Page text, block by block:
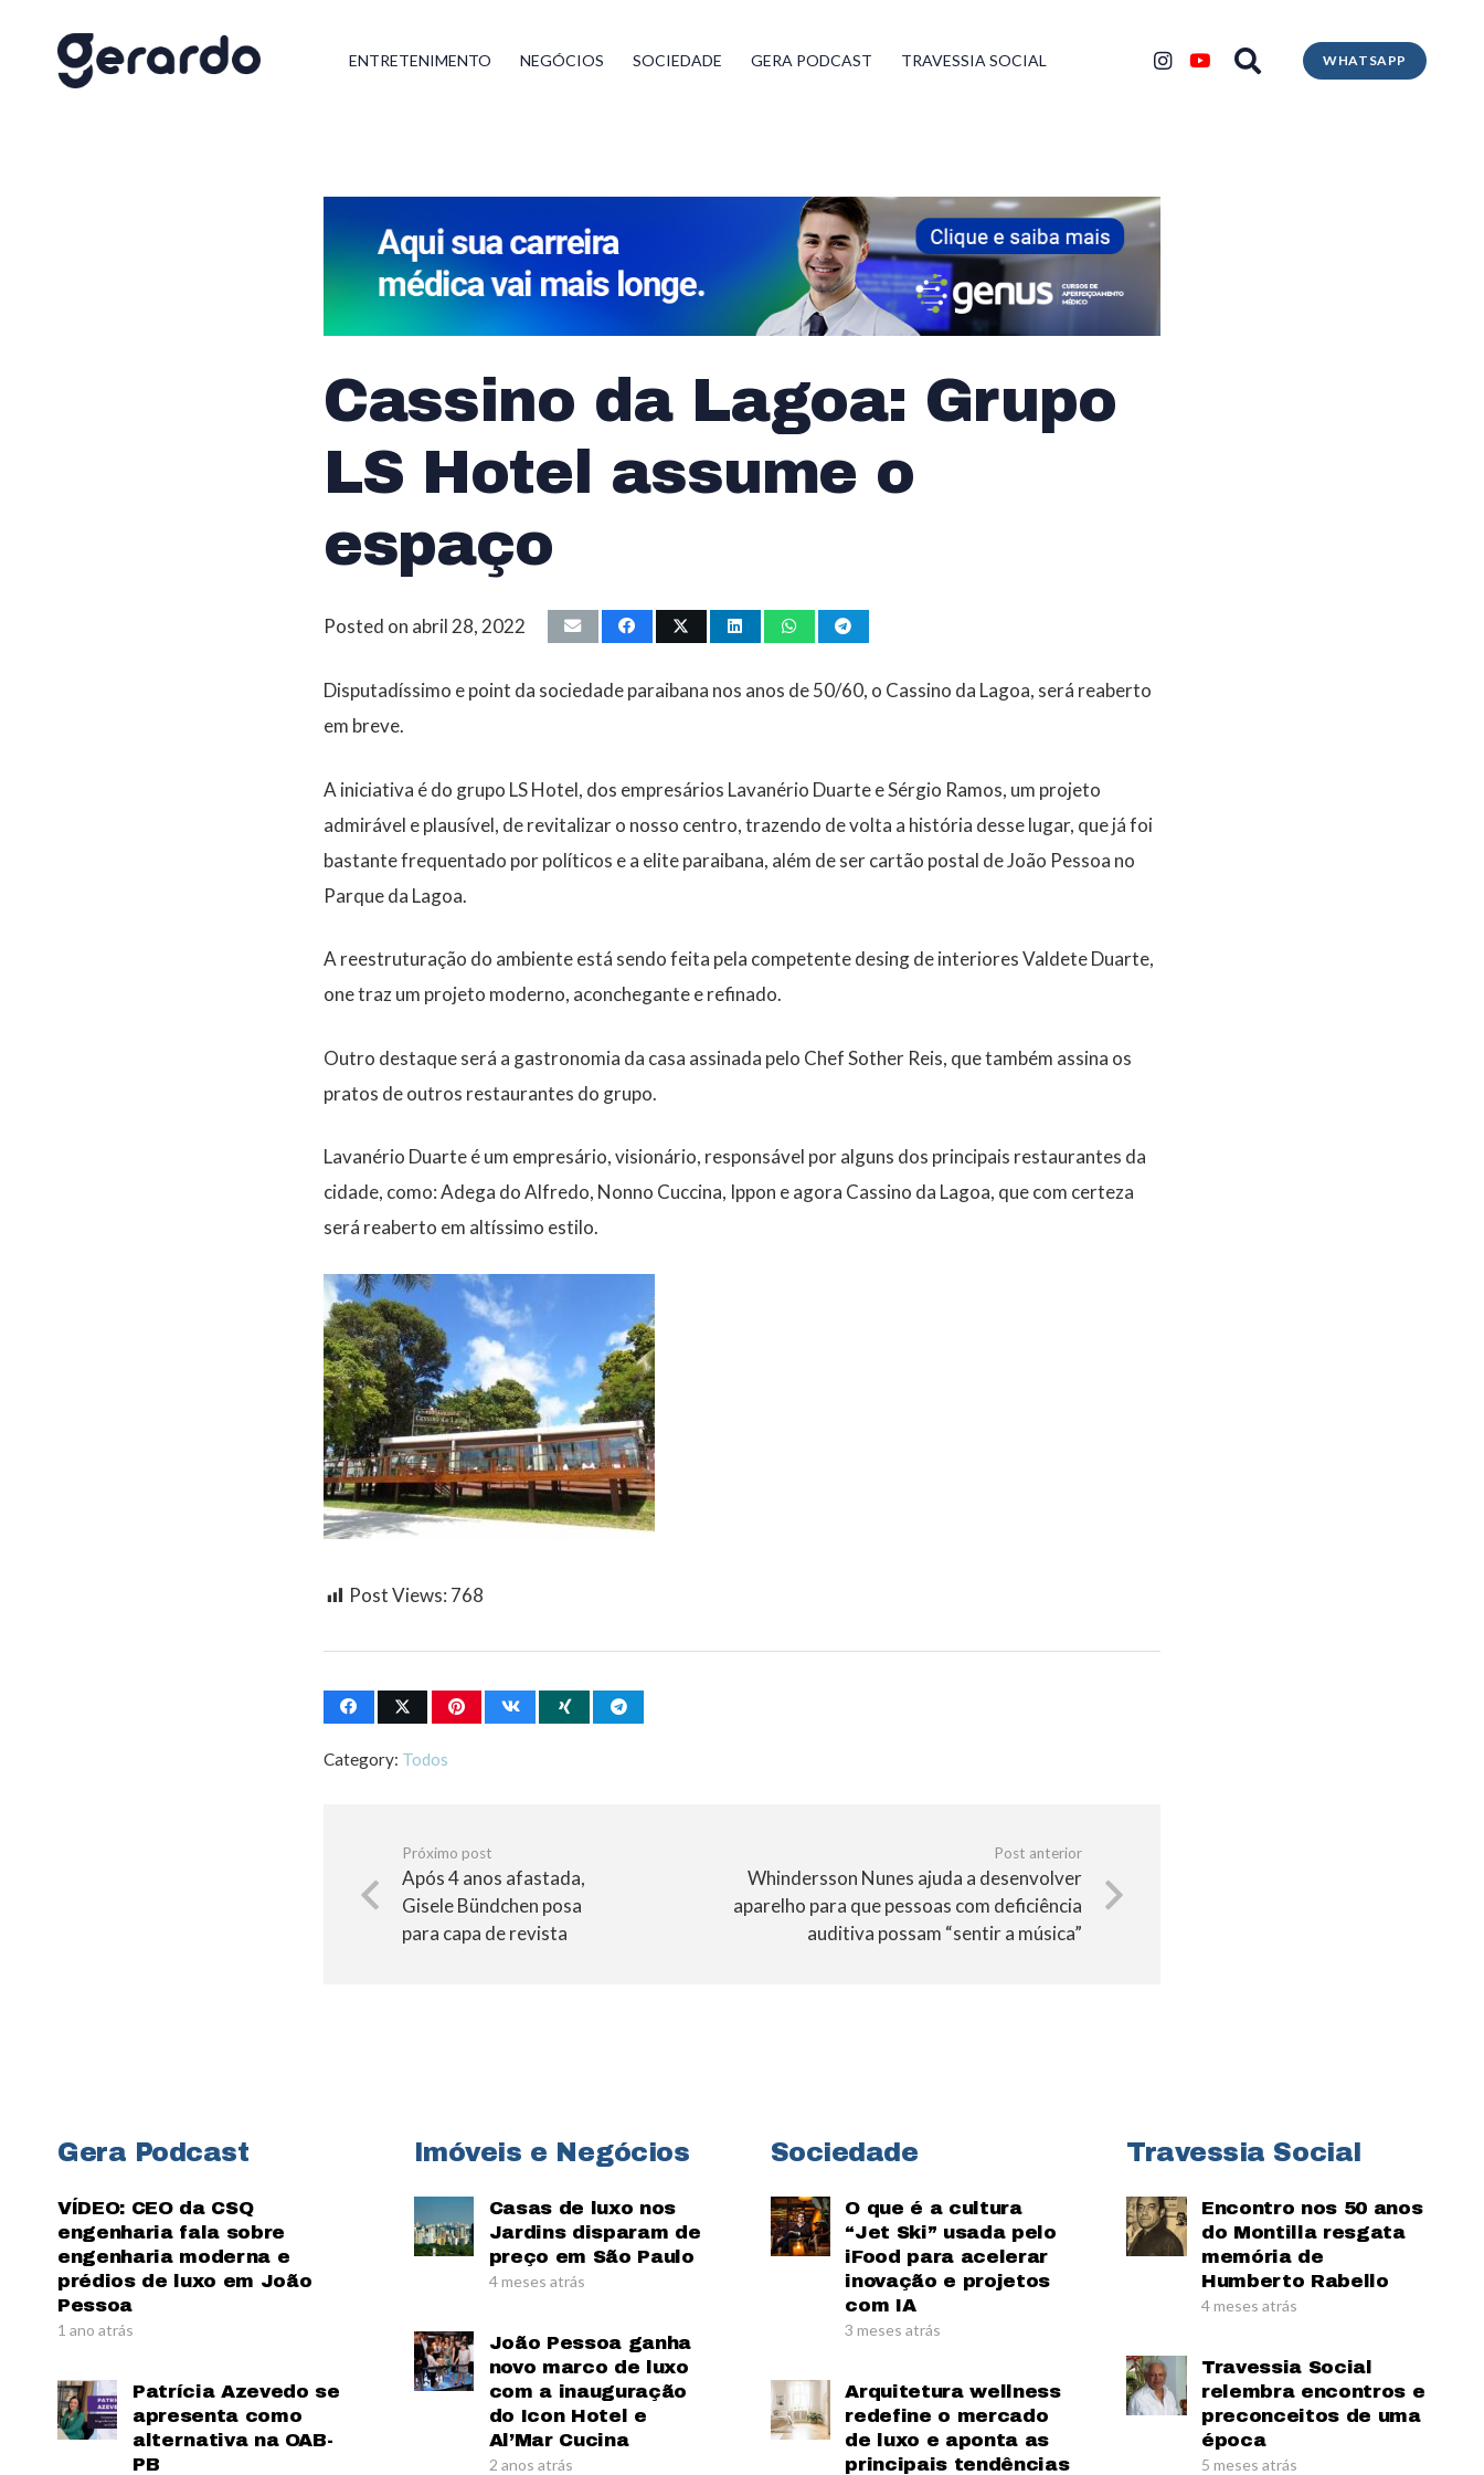
ENTRETENIMENTO NEGÓCIOS SOCIEDADE GERA PODCAST TRAVESSIA SOCIAL WHATSAPP
Cassino da Lagoa: Grupo
LS Hotel assume o
espaço
Posted on abril 28, 2022
Disputadíssimo e point da sociedade paraibana nos anos de 50/60, o Cassino da Lagoa, será reaberto
em breve.
A iniciativa é do grupo LS Hotel, dos empresários Lavanério Duarte e Sérgio Ramos, um projeto
admirável e plausível, de revitalizar o nosso centro, trazendo de volta a história desse lugar, que já foi
bastante frequentado por políticos e a elite paraibana, além de ser cartão postal de João Pessoa no
Parque da Lagoa.
A reestruturação do ambiente está sendo feita pela competente desing de interiores Valdete Duarte,
one traz um projeto moderno, aconchegante e refinado.
Outro destaque será a gastronomia da casa assinada pelo Chef Sother Reis, que também assina os
pratos de outros restaurantes do grupo.
Lavanério Duarte é um empresário, visionário, responsável por alguns dos principais restaurantes da
cidade, como: Adega do Alfredo, Nonno Cuccina, Ippon e agora Cassino da Lagoa, que com certeza
será reaberto em altíssimo estilo.
Post Views: 768
Category: Todos
Próximo post
Após 4 anos afastada,
Gisele Bündchen posa
para capa de revista
Post anterior
Whindersson Nunes ajuda a desenvolver
aparelho para que pessoas com deficiência
auditiva possam “sentir a música”
Gera Podcast
VÍDEO: CEO da CSQ
engenharia fala sobre
engenharia moderna e
prédios de luxo em João
Pessoa
1 ano atrás
Patrícia Azevedo se
apresenta como
alternativa na OAB-
PB
Imóveis e Negócios
Casas de luxo nos
Jardins disparam de
preço em São Paulo
4 meses atrás
João Pessoa ganha
novo marco de luxo
com a inauguração
do Icon Hotel e
Al’Mar Cucina
2 anos atrás
Sociedade
O que é a cultura
“Jet Ski” usada pelo
iFood para acelerar
inovação e projetos
com IA
3 meses atrás
Arquitetura wellness
redefine o mercado
de luxo e aponta as
principais tendências
Travessia Social
Encontro nos 50 anos
do Montilla resgata
memória de
Humberto Rabello
4 meses atrás
Travessia Social
relembra encontros e
preconceitos de uma
época
5 meses atrás